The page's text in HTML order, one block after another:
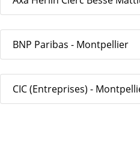
BNP Paribas - Montpellier
CIC (Entreprises) -